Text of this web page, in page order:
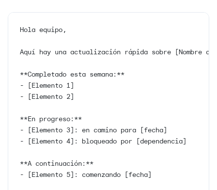
Hola equipo,
Aquí hay una actualización rápida sobre [Nombre
**Completado esta semana:**
- [Elemento 1]
- [Elemento 2]
**En progreso:**
- [Elemento 3]: en camino para [fecha]
- [Elemento 4]: bloqueado por [dependencia]
**A continuación:**
- [Elemento 5]: comenzando [fecha]